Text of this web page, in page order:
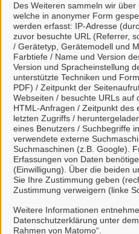
Des Weiteren sammeln wir
welche in anonymer Form
werden erfasst: IP-Adresse
zuvor besuchte URL (Referrer,
/ Gerätetyp, Gerätemodell und
Farbtiefe / Name und Version
Version und Spracheinstellung
unterstützte Techniken und
PDF) / Zeitpunkt der
Webseiten / besuchte URLs auf
HTML-Anfragen / Zeitpunkt des
letzten Zugriffs /
eines Benutzers / Suchbegriffe
verwendete externe
Suchmaschinen (z.B. Google).
Erfassungen von Daten
(Einwilligung). Über die beiden
Sie Ihre Zustimmung geben
Zustimmung verweigern (linke
Weitere Informationen
Datenschutzerklärung unter
Rahmen von Matomo“.
Mein
erstellen
Mein Unternehmenskonto
Identifizierung von
Juristische
Vereinigungen,
kann
natürliche
gewerblich tätig sind.
Eine Nutzung ist aber
Sinne von § 1 Abs. 4
(VwVfG) möglich.